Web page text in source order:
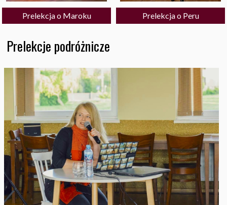
Prelekcja o Maroku Prelekcja o Peru
Prelekcje podróżnicze